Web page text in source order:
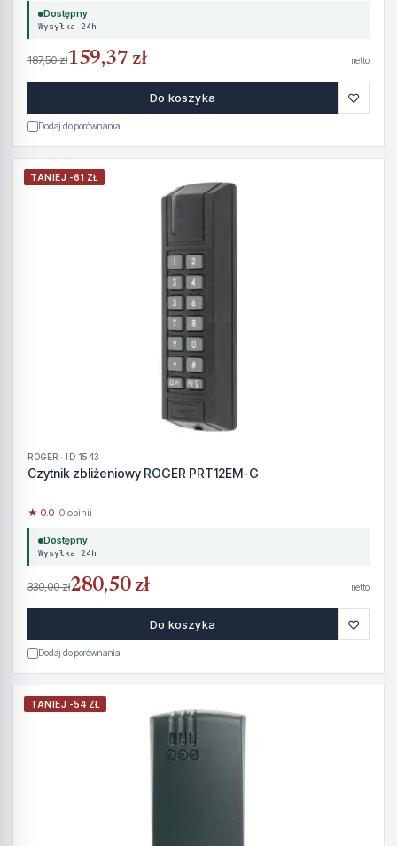
Dostępny
Wysyłka 24h
187,50 zł159,37 zł netto
Do koszyka ♡
Dodaj do porównania
TANIEJ -61 ZŁ
ROGER · ID 1543
Czytnik zbliżeniowy ROGER PRT12EM-G
★ 0.0· 0 opinii
Dostępny
Wysyłka 24h
330,00 zł280,50 zł netto
Do koszyka ♡
Dodaj do porównania
TANIEJ -54 ZŁ